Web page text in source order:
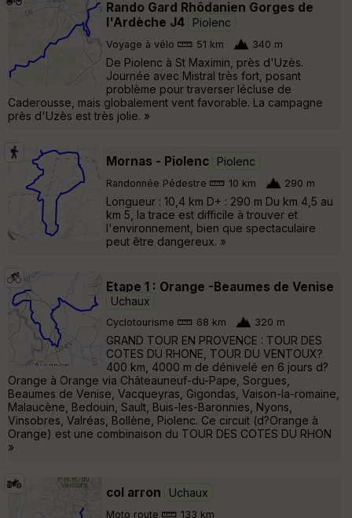
Rando Gard Rhôdanien Gorges de
l'Ardèche J4
Piolenc
Voyage à vélo 51 km 340 m
De Piolenc à St Maximin, près d'Uzès.
Journée avec Mistral très fort, posant
problème pour traverser lécluse de
Caderousse, mais globalement vent favorable. La campagne
près d'Uzès est très jolie. »
Mornas - Piolenc Piolenc
Randonnée Pédestre 10 km 290 m
Longueur : 10,4 km D+ : 290 m Du km 4,5 au
km 5, la trace est difficile à trouver et
l'environnement, bien que spectaculaire
peut être dangereux. »
Etape 1 : Orange -Beaumes de Venise
Uchaux
Cyclotourisme 68 km 320 m
GRAND TOUR EN PROVENCE : TOUR DES
COTES DU RHONE, TOUR DU VENTOUX?
400 km, 4000 m de dénivelé en 6 jours d?
Orange à Orange via Châteauneuf-du-Pape, Sorgues,
Beaumes de Venise, Vacqueyras, Gigondas, Vaison-la-romaine,
Malaucène, Bedouin, Sault, Buis-les-Baronnies, Nyons,
Vinsobres, Valréas, Bollène, Piolenc. Ce circuit (d?Orange à
Orange) est une combinaison du TOUR DES COTES DU RHON
»
col arron Uchaux
Moto route 133 km